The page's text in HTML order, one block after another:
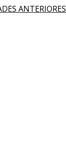
ANTERIORES